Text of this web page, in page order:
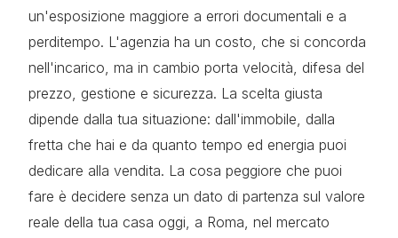
un'esposizione maggiore a errori documentali e a
perditempo. L'agenzia ha un costo, che si concorda
nell'incarico, ma in cambio porta velocità, difesa del
prezzo, gestione e sicurezza. La scelta giusta
dipende dalla tua situazione: dall'immobile, dalla
fretta che hai e da quanto tempo ed energia puoi
dedicare alla vendita. La cosa peggiore che puoi
fare è decidere senza un dato di partenza sul valore
reale della tua casa oggi, a Roma, nel mercato